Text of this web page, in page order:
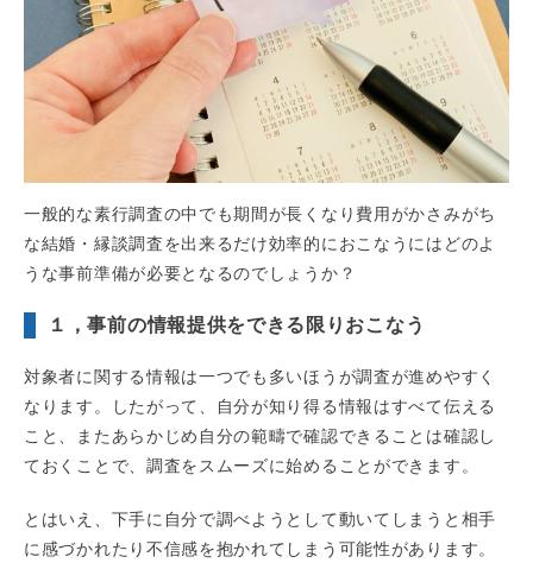
一般的な素行調査の中でも期間が長くなり費用がかさみがち
な結婚・縁談調査を出来るだけ効率的におこなうにはどのよ
うな事前準備が必要となるのでしょうか？
１，事前の情報提供をできる限りおこなう
対象者に関する情報は一つでも多いほうが調査が進めやすく
なります。したがって、自分が知り得る情報はすべて伝える
こと、またあらかじめ自分の範疇で確認できることは確認し
ておくことで、調査をスムーズに始めることができます。
とはいえ、下手に自分で調べようとして動いてしまうと相手
に感づかれたり不信感を抱かれてしまう可能性があります。